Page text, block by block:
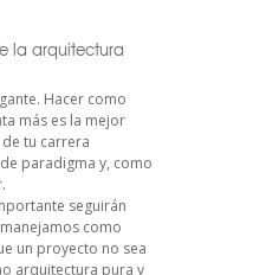
la arquitectura
Hacer como
más es la mejor
tu carrera
paradigma y, como
seguirán
como
un proyecto no sea
arquitectura pura y